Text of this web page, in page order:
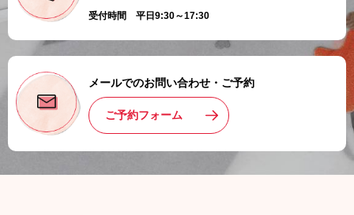
受付時間 平日9:30～17:30
メールでのお問い合わせ・ご予約
ご予約フォーム